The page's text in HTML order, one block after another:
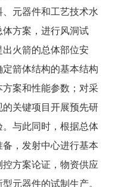
元器件和工艺技术水
方案，进行风洞试
火箭的总体部位安
箭体结构的基本结构
案和性能参数；对采
关键项目开展预先研
与此同时，根据总体
，发射中心进行基本
方案论证，物资供应
元器件的试制生产。